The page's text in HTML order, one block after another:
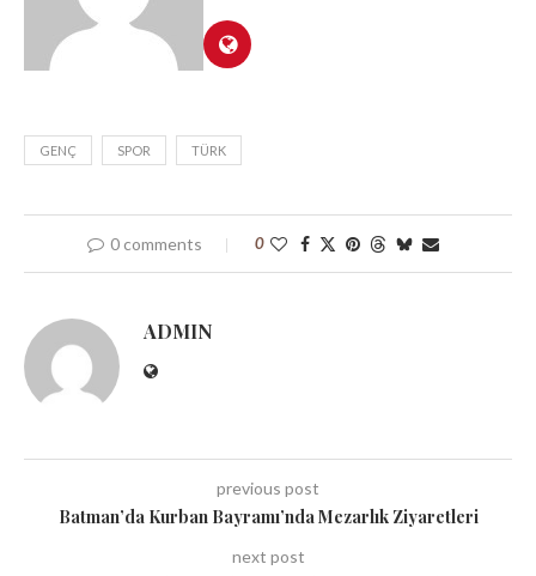
GENÇ SPOR TÜRK
0 comments 0
ADMIN
previous post
Batman’da Kurban Bayramı’nda Mezarlık Ziyaretleri
next post